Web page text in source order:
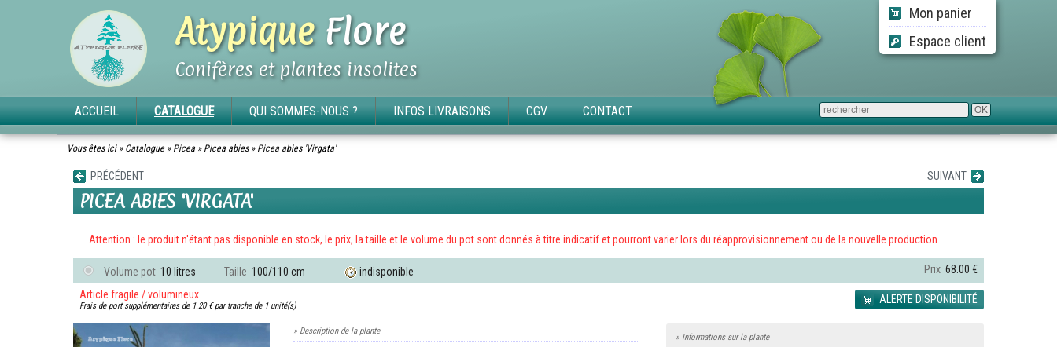
AtypiqueFlore
Conifères et plantes insolites
Mon panier
Espace client
ACCUEIL CATALOGUE QUI SOMMES-NOUS ? INFOS LIVRAISONS CGV CONTACT
Vous êtes ici » Catalogue» Picea » Picea abies» Picea abies 'Virgata'
PRÉCÉDENT SUIVANT
PICEA ABIES 'VIRGATA'
Attention : le produit n'étant pas disponible en stock, le prix, la taille et le volume du pot sont donnés à titre indicatif et pourront varier lors du réapprovisionnement ou de la nouvelle production.
Volume pot 10 litres Taille 100/110 cm indisponible Prix 68.00 €
ALERTE DISPONIBILITÉ
Article fragile / volumineux
Frais de port supplémentaires de 1.20 € par tranche de 1 unité(s)
» Description de la plante
» Informations sur la plante